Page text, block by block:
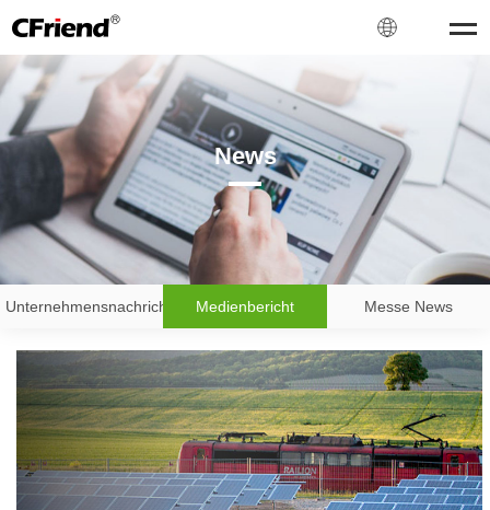
News
Unternehmensnachrichten Medienbericht Messe News